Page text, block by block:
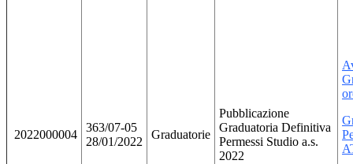
2022000004
363/07-05
28/01/2022
Graduatorie
Pubblicazione
Graduatoria Definitiva
Permessi Studio a.s.
2022